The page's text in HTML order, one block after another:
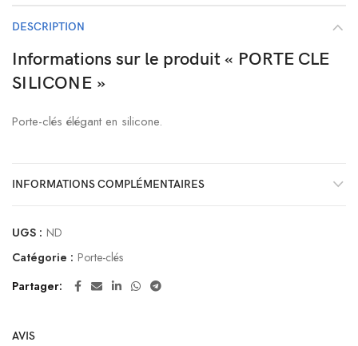
DESCRIPTION
Informations sur le produit « PORTE CLE
SILICONE »
Porte-clés élégant en silicone.
INFORMATIONS COMPLÉMENTAIRES
UGS : ND
Catégorie : Porte-clés
Partager
AVIS